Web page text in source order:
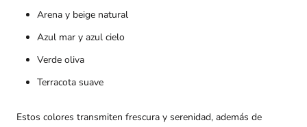
Arena y beige natural
Azul mar y azul cielo
Verde oliva
Terracota suave
Estos colores transmiten frescura y serenidad, además de